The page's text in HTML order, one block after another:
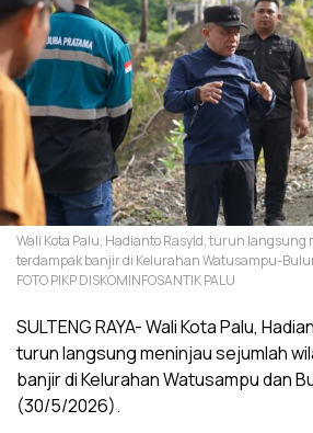
Wali Kota Palu, Hadianto Rasyid, turun
terdampak banjir di Kelurahan Watusampu-
FOTO PIKP DISKOMINFOSANTIK PALU
SULTENG RAYA- Wali Kota Palu,
turun langsung meninjau sejumlah
banjir di Kelurahan Watusampu dan
(30/5/2026).